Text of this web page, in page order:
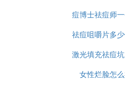
洁肤是美白
底层，进而
防晒是首要
痘
痘博士祛痘师
资多少
祛痘咀嚼片多
激光填充祛痘
女性烂脸怎